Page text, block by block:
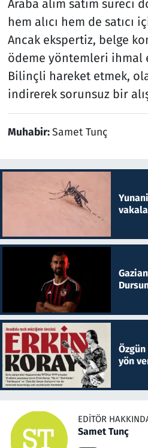
Araba alım satım süreci
hem alıcı hem de satıcı
Ancak ekspertiz, belge
ödeme yöntemleri ihmal
Bilinçli hareket etmek,
indirerek sorunsuz bir
Muhabir:Samet Tunç
yön
EDITÖR
Samet Tunç